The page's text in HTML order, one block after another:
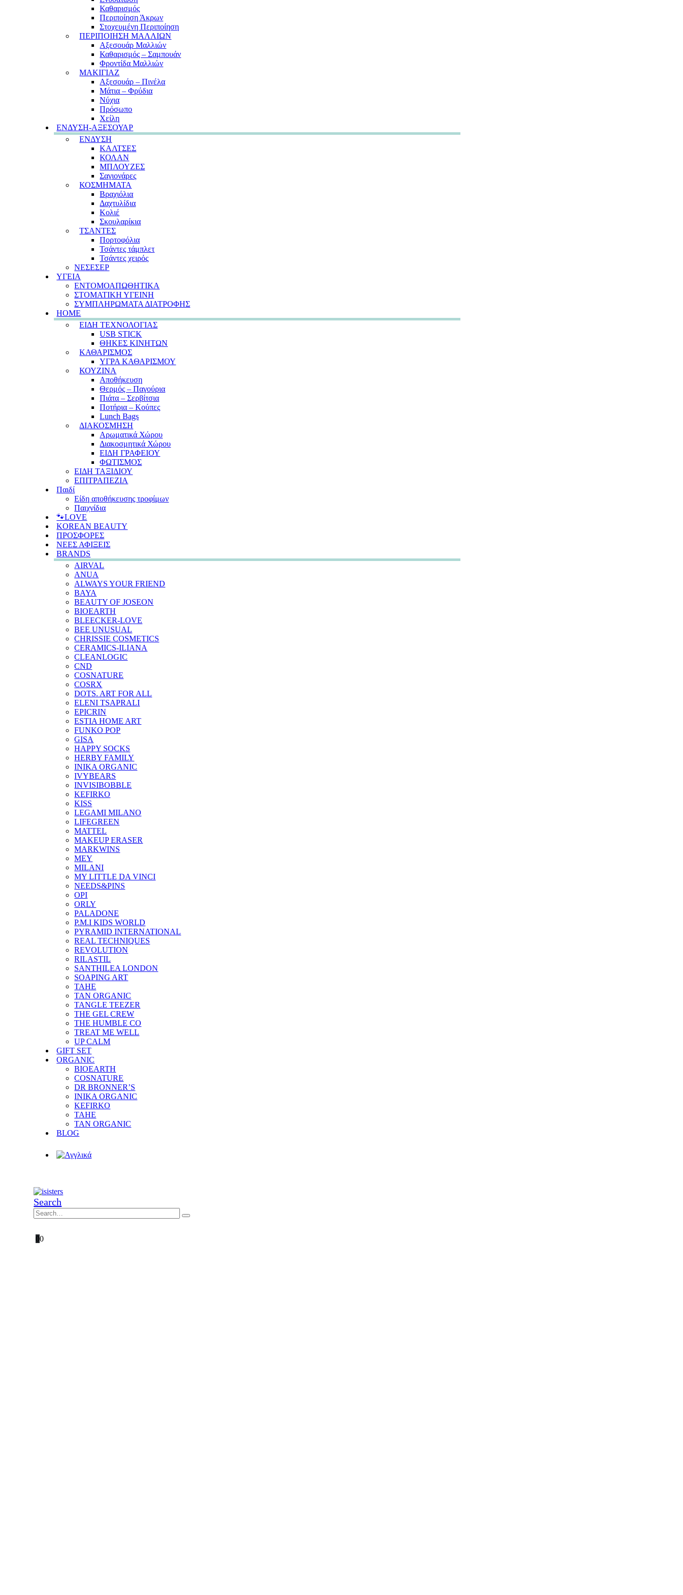
Καθαρισμός
Περιποίηση Άκρων
Στοχευμένη Περιποίηση
ΠΕΡΙΠΟΙΗΣΗ ΜΑΛΛΙΩΝ
Αξεσουάρ Μαλλιών
Καθαρισμός – Σαμπουάν
Φροντίδα Μαλλιών
ΜΑΚΙΓΙΑΖ
Αξεσουάρ – Πινέλα
Μάτια – Φρύδια
Νύχια
Πρόσωπο
Χείλη
ΕΝΔΥΣΗ-ΑΞΕΣΟΥΑΡ
ΕΝΔΥΣΗ
ΚΑΛΤΣΕΣ
ΚΟΛΑΝ
ΜΠΛΟΥΖΕΣ
Σαγιονάρες
ΚΟΣΜΗΜΑΤΑ
Βραχιόλια
Δαχτυλίδια
Κολιέ
Σκουλαρίκια
ΤΣΑΝΤΕΣ
Πορτοφόλια
Τσάντες τάμπλετ
Τσάντες χειρός
ΝΕΣΕΣΕΡ
ΥΓΕΙΑ
ΕΝΤΟΜΟΑΠΩΘΗΤΙΚΑ
ΣΤΟΜΑΤΙΚΗ ΥΓΕΙΝΗ
ΣΥΜΠΛΗΡΩΜΑΤΑ ΔΙΑΤΡΟΦΗΣ
HOME
ΕΙΔΗ ΤΕΧΝΟΛΟΓΙΑΣ
USB STICK
ΘΗΚΕΣ ΚΙΝΗΤΩΝ
ΚΑΘΑΡΙΣΜΟΣ
ΥΓΡΑ ΚΑΘΑΡΙΣΜΟΥ
ΚΟΥΖΙΝΑ
Αποθήκευση
Θερμός – Παγούρια
Πιάτα – Σερβίτσια
Ποτήρια – Κούπες
Lunch Bags
ΔΙΑΚΟΣΜΗΣΗ
Αρωματικά Χώρου
Διακοσμητικά Χώρου
ΕΙΔΗ ΓΡΑΦΕΙΟΥ
ΦΩΤΙΣΜΟΣ
ΕΙΔΗ ΤΑΞΙΔΙΟΥ
ΕΠΙΤΡΑΠΕΖΙΑ
Παιδί
Είδη αποθήκευσης τροφίμων
Παιχνίδια
🐾LOVE
KOREAN BEAUTY
ΠΡΟΣΦΟΡΕΣ
ΝΕΕΣ ΑΦΙΞΕΙΣ
BRANDS
AIRVAL
ANUA
ALWAYS YOUR FRIEND
BAYA
BEAUTY OF JOSEON
BIOEARTH
BLEECKER-LOVE
BEE UNUSUAL
CHRISSIE COSMETICS
CERAMICS-ILIANA
CLEANLOGIC
CND
COSNATURE
COSRX
DOTS. ART FOR ALL
ELENI TSAPRALI
EPICRIN
ESTIA HOME ART
FUNKO POP
GISA
HAPPY SOCKS
HERBY FAMILY
INIKA ORGANIC
IVYBEARS
INVISIBOBBLE
KEFIRKO
KISS
LEGAMI MILANO
LIFEGREEN
MATTEL
MAKEUP ERASER
MARKWINS
MEY
MILANI
MY LITTLE DA VINCI
NEEDS&PINS
OPI
ORLY
PALADONE
P.M.I KIDS WORLD
PYRAMID INTERNATIONAL
REAL TECHNIQUES
REVOLUTION
RILASTIL
SANTHILEA LONDON
SOAPING ART
TAHE
TAN ORGANIC
TANGLE TEEZER
THE GEL CREW
THE HUMBLE CO
TREAT ME WELL
UP CALM
GIFT SET
ORGANIC
BIOEARTH
COSNATURE
DR BRONNER’S
INIKA ORGANIC
KEFIRKO
TAHE
TAN ORGANIC
BLOG
Search
00